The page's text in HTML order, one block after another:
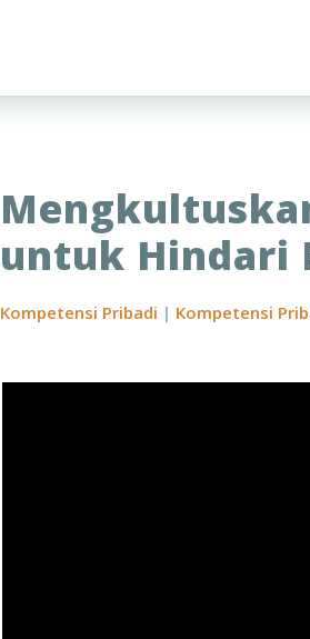
untuk Hindari
Kompetensi Pribadi | Kompetensi